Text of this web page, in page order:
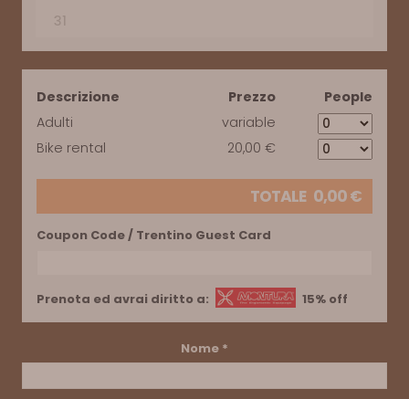
31
Descrizione Prezzo
People
Adulti
variable
Bike rental
20,00 €
TOTALE 0,00€
Coupon Code / Trentino Guest Card
Prenota ed avrai diritto a: 15% off
Nome *